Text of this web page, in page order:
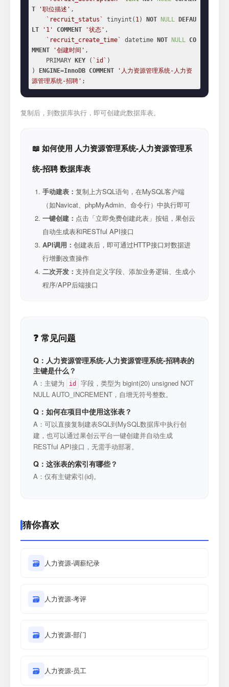
T
'职位描述' ,
`recruit_status`
tinyint( 1) NOT NULL
DEFAU
LT
'1' COMMENT '状态' ,
`recruit_create_time`
datetime NOT NULL CO
MMENT
'创建时间' ,
    PRIMARY
KEY ( `id` )
)
ENGINE=InnoDB COMMENT
'人力资源管理系统-人力资
源管理系统-招聘' ;
复制后，到数据库执行，即可创建此数据库表。
📖 如何使用 人力资源管理系统-人力资源管理系
统-招聘 数据库表
手动建表： 复制上方SQL语句，在MySQL客户端
（如Navicat、phpMyAdmin、命令行）中执行即可
一键创建： 点击「立即免费创建此表」按钮，果创云
自动生成表和RESTful API接口
API调用： 创建表后，即可通过HTTP接口对数据进
行增删改查操作
二次开发： 支持自定义字段、添加业务逻辑、生成小
程序/APP后端接口
❓ 常见问题
Q：人力资源管理系统-人力资源管理系统-招聘表的
主键是什么？
A：主键为 id
字段，类型为 bigint(20) unsigned NOT
NULL AUTO_INCREMENT，自增无符号整数。
Q：如何在项目中使用这张表？
A：可以直接复制建表SQL到MySQL数据库中执行创
建，也可以通过果创云平台一键创建并自动生成
RESTful API接口，无需手动部署。
Q：这张表的索引有哪些？
A：仅有主键索引(id)。
猜你喜欢
🗃 人力资源-调薪纪录
🗃 人力资源-考评
🗃 人力资源-部门
🗃 人力资源-员工